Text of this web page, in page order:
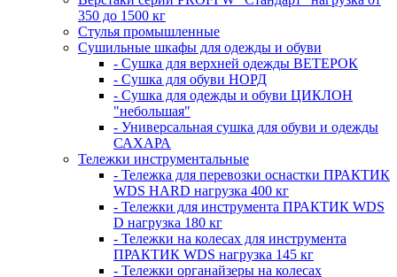
350 до 1500 кг
Стулья промышленные
Сушильные шкафы для одежды и обуви
- Сушка для верхней одежды ВЕТЕРОК
- Сушка для обуви НОРД
- Сушка для одежды и обуви ЦИКЛОН
"небольшая"
- Универсальная сушка для обуви и одежды
САХАРА
Тележки инструментальные
- Тележка для перевозки оснастки ПРАКТИК
WDS HARD нагрузка 400 кг
- Тележки для инструмента ПРАКТИК WDS
D нагрузка 180 кг
- Тележки на колесах для инструмента
ПРАКТИК WDS нагрузка 145 кг
- Тележки органайзеры на колесах